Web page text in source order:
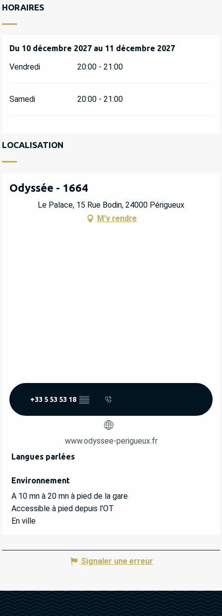
HORAIRES
Du 10 décembre 2027 au 11 décembre 2027
Du 10 décembre 2027 au 11 décembre 2027
Vendredi 20:00 - 21:00
Samedi 20:00 - 21:00
LOCALISATION
Odyssée - 1664
Le Palace, 15 Rue Bodin, 24000 Périgueux
M'y rendre
+33 5 53 53 18 ▒▒
www.odyssee-perigueux.fr
Langues parlées
Langues parlées
Environnement
Environnement
A 10 mn à 20 mn à pied de la gare
Accessible à pied depuis l'OT
En ville
Signaler une erreur